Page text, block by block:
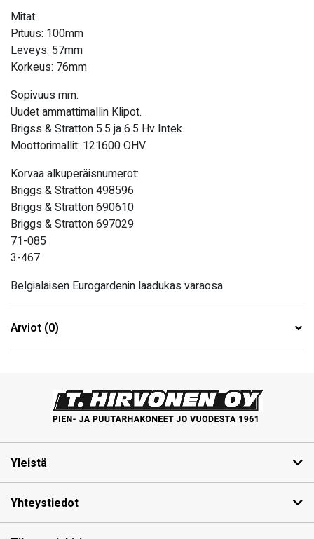
Mitat:
Pituus: 100mm
Leveys: 57mm
Korkeus: 76mm
Sopivuus mm:
Uudet ammattimallin Klipot.
Brigss & Stratton 5.5 ja 6.5 Hv Intek.
Moottorimallit: 121600 OHV
Korvaa alkuperäisnumerot:
Briggs & Stratton 498596
Briggs & Stratton 690610
Briggs & Stratton 697029
71-085
3-467
Belgialaisen Eurogardenin laadukas varaosa.
Arviot (0)
Yleistä
Yhteystiedot